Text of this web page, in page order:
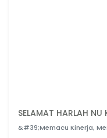
SELAMAT HARLAH NU
&#39;Memacu Kinerja,